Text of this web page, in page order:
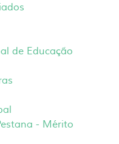
de Educação
- Mérito